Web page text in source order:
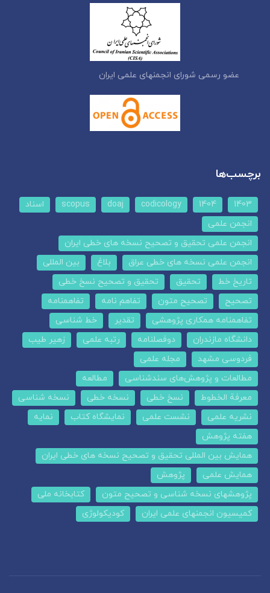
عضو رسمی شورای انجمنهای علمی ایران
برچسب‌ها
1403
1404
codicology
doaj
scopus
اسناد
انجمن علمی
انجمن علمی تحقیق و تصحیح نسخه های خطی ایران
انجمن علمی نسخه های خطی عراق
بلاغ
بین المللی
تاریخ خط
تحقیق
تحقیق و تصحیح نسخ خطی
تصحیح
تصحیح متون تفاهم نامه
تفاهمنامه
تفاهمنامه همکاری پژوهشی
تقدیر
خط شناسی
دانشگاه مازندران
دوفصلنامه رتبه علمی
زهیر طیب
فردوسی مشهد
مجله علمی
مطالعات و پژوهش‌های سندشناسی
مطالعه
معرفة الخطوط
نسخ خطی نسخه خطی
نسخه شناسی
نشریه علمی
نشست علمی نمایشگاه کتاب
نمایه
هفته پژوهش
همایش بین المللی تحقیق و تصحیح نسخه های خطی ایران
همایش علمی
پژوهش
پژوهشهای نسخه شناسی و تصحیح متون
کتابخانه ملی
کمیسیون انجمنهای علمی ایران
کودیکولوژی